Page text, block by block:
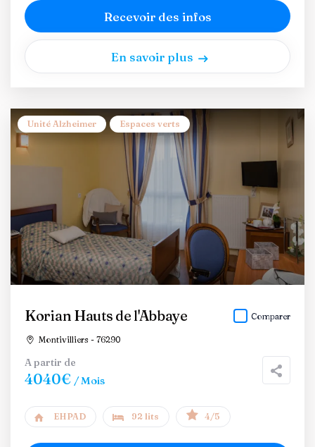
Recevoir des infos
En savoir plus
Unité Alzheimer Espaces verts
Korian Hauts de l'Abbaye
Montivilliers - 76290
Comparer
A partir de
4040€ / Mois
EHPAD 92 lits 4/5